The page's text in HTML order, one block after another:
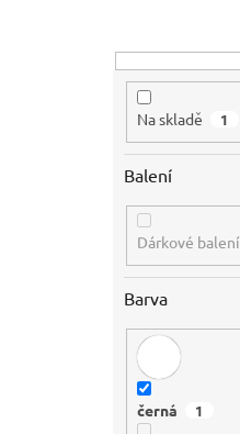
t
ů
Na skladě 1
Balení
Dárkové balení
Barva
černá 1